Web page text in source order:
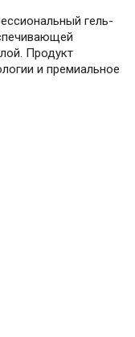
гель-
Продукт
и премиальное